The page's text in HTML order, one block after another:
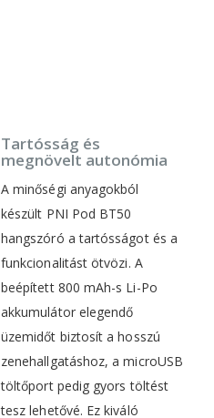
Tartósság és
megnövelt autonómia
A minőségi anyagokból
készült PNI Pod BT50
hangszóró a tartósságot és a
funkcionalitást ötvözi. A
beépített 800 mAh-s Li-Po
akkumulátor elegendő
üzemidőt biztosít a hosszú
zenehallgatáshoz, a microUSB
töltőport pedig gyors töltést
tesz lehetővé. Ez kiváló